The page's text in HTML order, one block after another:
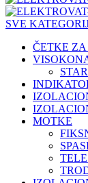
SVE
ČETKE ZA
MOTKE